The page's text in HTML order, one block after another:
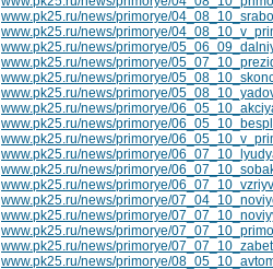
www.pk25.ru/news/primorye/
www.pk25.ru/news/primorye/
www.pk25.ru/news/primorye/
www.pk25.ru/news/primorye/
www.pk25.ru/news/primorye/
www.pk25.ru/news/primorye/
www.pk25.ru/news/primorye/
www.pk25.ru/news/primorye/
www.pk25.ru/news/primorye/
www.pk25.ru/news/primorye/
www.pk25.ru/news/primorye/
www.pk25.ru/news/primorye/
www.pk25.ru/news/primorye/
www.pk25.ru/news/primorye/
www.pk25.ru/news/primorye/
www.pk25.ru/news/primorye/
www.pk25.ru/news/primorye/